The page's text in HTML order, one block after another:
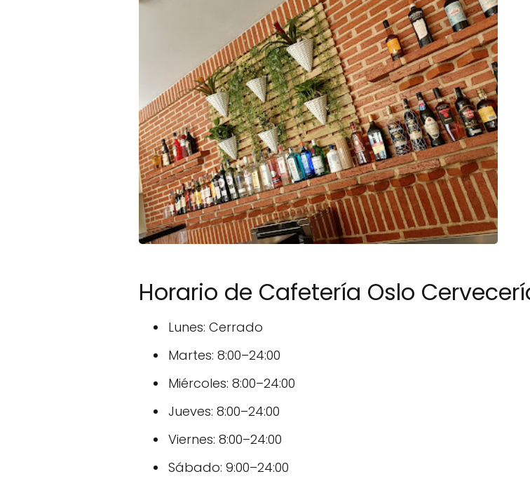
Horario de Cafetería Oslo
Lunes: Cerrado
Martes: 8:00–24:00
Miércoles: 8:00–24:00
Jueves: 8:00–24:00
Viernes: 8:00–24:00
Sábado: 9:00–24:00